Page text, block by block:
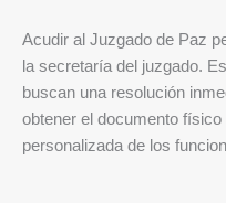
Acudir al Juzgado de Paz
la secretaría del juzgado.
buscan una resolución
obtener el documento
personalizada de los